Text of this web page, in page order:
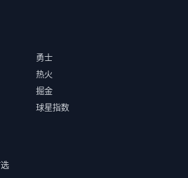
勇士
热火
掘金
球星指数